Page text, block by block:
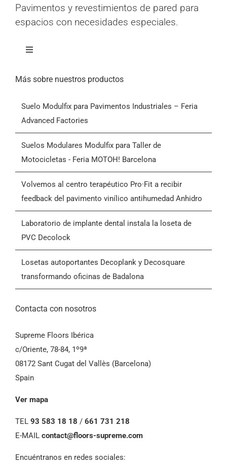
Pavimentos y revestimientos de pared para
espacios con necesidades especiales.
Alternar
Inicio
Productos
Quiénes somos
Contactar
Condiciones Generales de Venta (CGV)
Más sobre nuestros productos
Suelo Modulfix para Pavimentos Industriales – Feria
Advanced Factories
Suelos Modulares Modulfix para Taller de
Motocicletas - Feria MOTOH! Barcelona
Volvemos al centro terapéutico Pro·Fit a recibir
feedback del pavimento vinílico antihumedad Anhidro
Laboratorio de implante dental instala la loseta de
PVC Decolock
Losetas autoportantes Decoplank y Decosquare
transformando oficinas de Badalona
Contacta con nosotros
Supreme Floors Ibérica
c/Oriente, 78-84, 1º9ª
08172 Sant Cugat del Vallès (Barcelona)
Spain
Ver mapa
TEL 93 583 18 18 / 661 731 218
E-MAIL contact@floors-supreme.com
Encuéntranos en redes sociales: